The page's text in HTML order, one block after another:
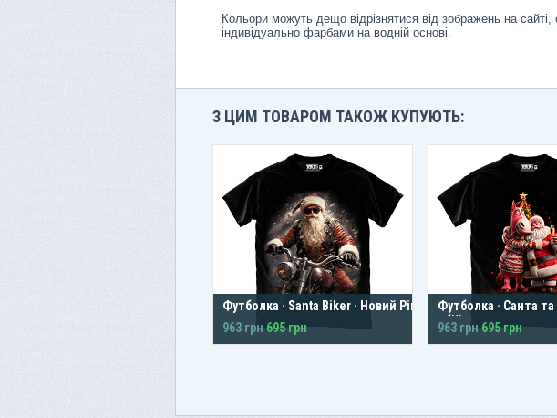
Кольори можуть дещо відрізнятися від зображень на
індивідуально фарбами на водній основі.
З ЦИМ ТОВАРОМ ТАКОЖ КУПУЮТЬ:
Футболка · Santa Biker · Новий Рік
963 грн 695 грн
Футболка · Санта та
обіймання
963 грн 695 грн